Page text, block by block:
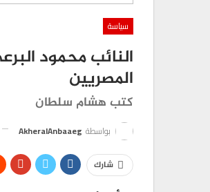
سياسة
المصريين
كتب هشام سلطان
بواسطة AkheralAnbaaeg
شارك